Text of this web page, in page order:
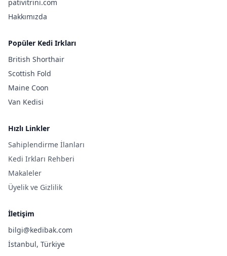
pativitrini.com
Hakkımızda
Popüler Kedi Irkları
British Shorthair
Scottish Fold
Maine Coon
Van Kedisi
Hızlı Linkler
Sahiplendirme İlanları
Kedi Irkları Rehberi
Makaleler
Üyelik ve Gizlilik
İletişim
bilgi@kedibak.com
İstanbul, Türkiye